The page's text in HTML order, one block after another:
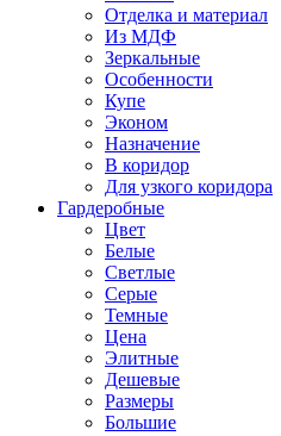
Отделка и материал
Из МДФ
Зеркальные
Особенности
Купе
Эконом
Назначение
В коридор
Для узкого коридора
Гардеробные
Цвет
Белые
Светлые
Серые
Темные
Цена
Элитные
Дешевые
Размеры
Большие